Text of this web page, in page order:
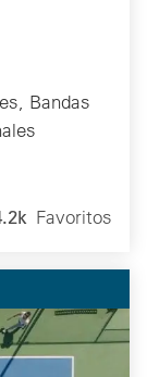
Bandas
Favoritos